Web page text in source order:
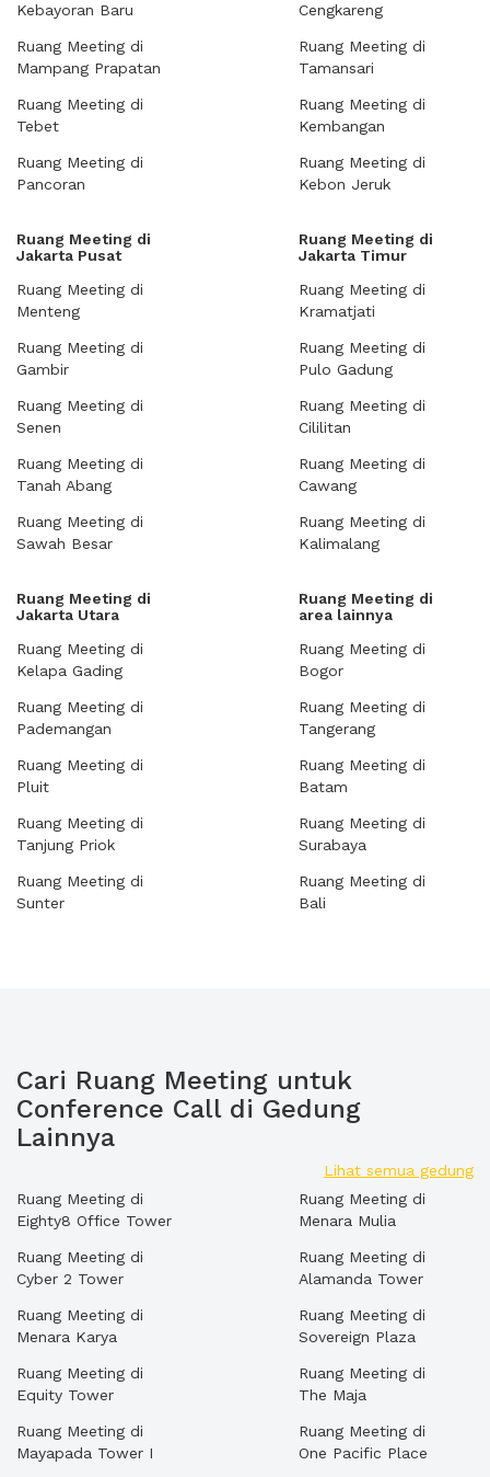
Kebayoran Baru
Ruang Meeting di
Mampang Prapatan
Ruang Meeting di
Tebet
Ruang Meeting di
Pancoran
Cengkareng
Ruang Meeting di
Tamansari
Ruang Meeting di
Kembangan
Ruang Meeting di
Kebon Jeruk
Ruang Meeting di
Jakarta Pusat
Ruang Meeting di
Menteng
Ruang Meeting di
Gambir
Ruang Meeting di
Senen
Ruang Meeting di
Tanah Abang
Ruang Meeting di
Sawah Besar
Ruang Meeting di
Jakarta Timur
Ruang Meeting di
Kramatjati
Ruang Meeting di
Pulo Gadung
Ruang Meeting di
Cililitan
Ruang Meeting di
Cawang
Ruang Meeting di
Kalimalang
Ruang Meeting di
Jakarta Utara
Ruang Meeting di
Kelapa Gading
Ruang Meeting di
Pademangan
Ruang Meeting di
Pluit
Ruang Meeting di
Tanjung Priok
Ruang Meeting di
Sunter
Ruang Meeting di
area lainnya
Ruang Meeting di
Bogor
Ruang Meeting di
Tangerang
Ruang Meeting di
Batam
Ruang Meeting di
Surabaya
Ruang Meeting di
Bali
Cari Ruang Meeting untuk
Conference Call di Gedung
Lainnya
Lihat semua gedung
Ruang Meeting di
Eighty8 Office Tower
Ruang Meeting di
Cyber 2 Tower
Ruang Meeting di
Menara Karya
Ruang Meeting di
Equity Tower
Ruang Meeting di
Mayapada Tower I
Ruang Meeting di
Menara Mulia
Ruang Meeting di
Alamanda Tower
Ruang Meeting di
Sovereign Plaza
Ruang Meeting di
The Maja
Ruang Meeting di
One Pacific Place